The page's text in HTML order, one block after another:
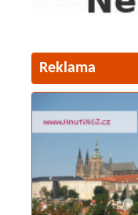
Reklama